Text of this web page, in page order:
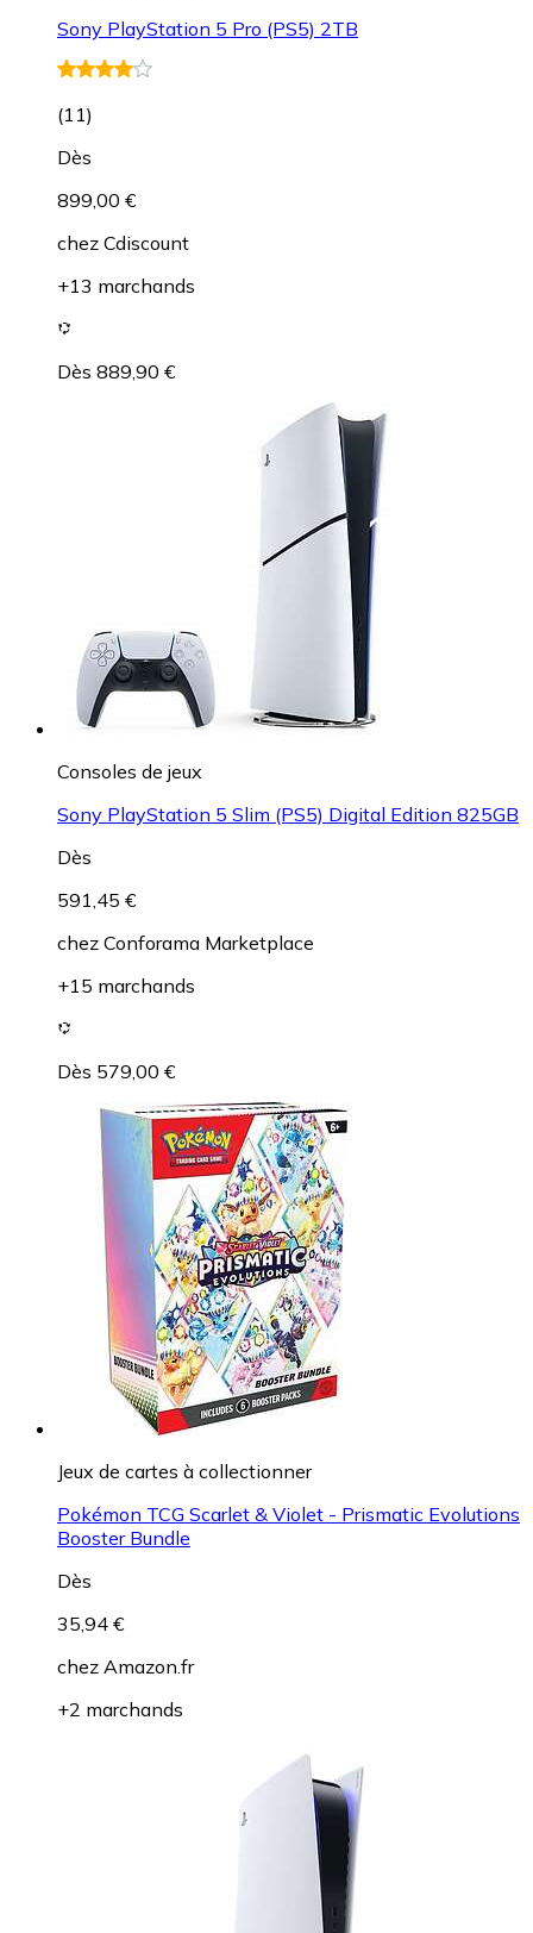
Sony PlayStation 5 Pro (PS5) 2TB
(11)
Dès
899,00 €
chez Cdiscount
+13 marchands
Dès 889,90 €
Consoles de jeux
Sony PlayStation 5 Slim (PS5) Digital Edition 825GB
Dès
591,45 €
chez Conforama Marketplace
+15 marchands
Dès 579,00 €
Jeux de cartes à collectionner
Pokémon TCG Scarlet & Violet - Prismatic Evolutions
Booster Bundle
Dès
35,94 €
chez Amazon.fr
+2 marchands